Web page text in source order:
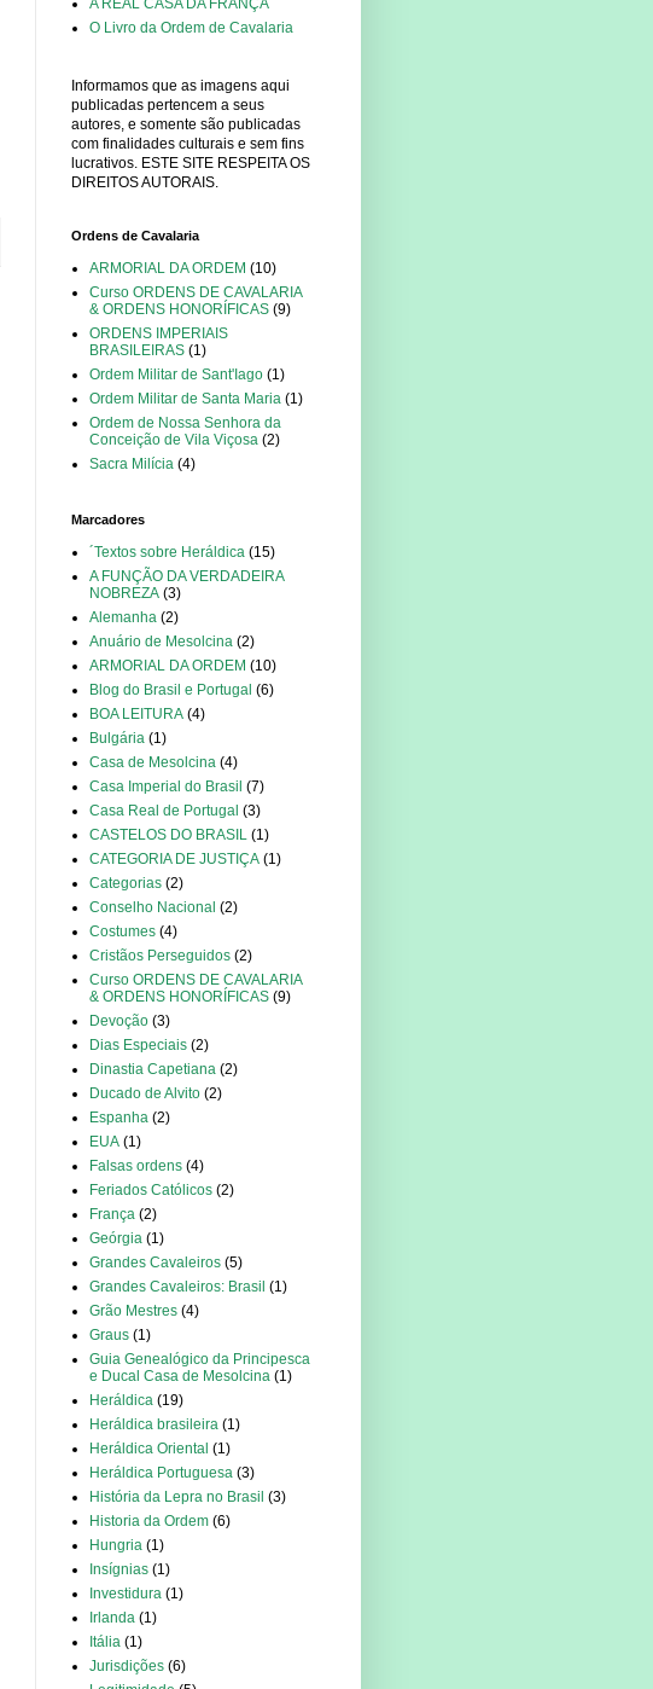
A REAL CASA DA FRANÇA
O Livro da Ordem de Cavalaria
Informamos que as imagens aqui
publicadas pertencem a seus
autores, e somente são publicadas
com finalidades culturais e sem fins
lucrativos. ESTE SITE RESPEITA OS
DIREITOS AUTORAIS.
Ordens de Cavalaria
ARMORIAL DA ORDEM (10)
Curso ORDENS DE CAVALARIA
& ORDENS HONORÍFICAS (9)
ORDENS IMPERIAIS
BRASILEIRAS (1)
Ordem Militar de Sant'Iago (1)
Ordem Militar de Santa Maria (1)
Ordem de Nossa Senhora da
Conceição de Vila Viçosa (2)
Sacra Milícia (4)
Marcadores
´Textos sobre Heráldica (15)
A FUNÇÃO DA VERDADEIRA
NOBREZA (3)
Alemanha (2)
Anuário de Mesolcina (2)
ARMORIAL DA ORDEM (10)
Blog do Brasil e Portugal (6)
BOA LEITURA (4)
Bulgária (1)
Casa de Mesolcina (4)
Casa Imperial do Brasil (7)
Casa Real de Portugal (3)
CASTELOS DO BRASIL (1)
CATEGORIA DE JUSTIÇA (1)
Categorias (2)
Conselho Nacional (2)
Costumes (4)
Cristãos Perseguidos (2)
Curso ORDENS DE CAVALARIA
& ORDENS HONORÍFICAS (9)
Devoção (3)
Dias Especiais (2)
Dinastia Capetiana (2)
Ducado de Alvito (2)
Espanha (2)
EUA (1)
Falsas ordens (4)
Feriados Católicos (2)
França (2)
Geórgia (1)
Grandes Cavaleiros (5)
Grandes Cavaleiros: Brasil (1)
Grão Mestres (4)
Graus (1)
Guia Genealógico da Principesca
e Ducal Casa de Mesolcina (1)
Heráldica (19)
Heráldica brasileira (1)
Heráldica Oriental (1)
Heráldica Portuguesa (3)
História da Lepra no Brasil (3)
Historia da Ordem (6)
Hungria (1)
Insígnias (1)
Investidura (1)
Irlanda (1)
Itália (1)
Jurisdições (6)